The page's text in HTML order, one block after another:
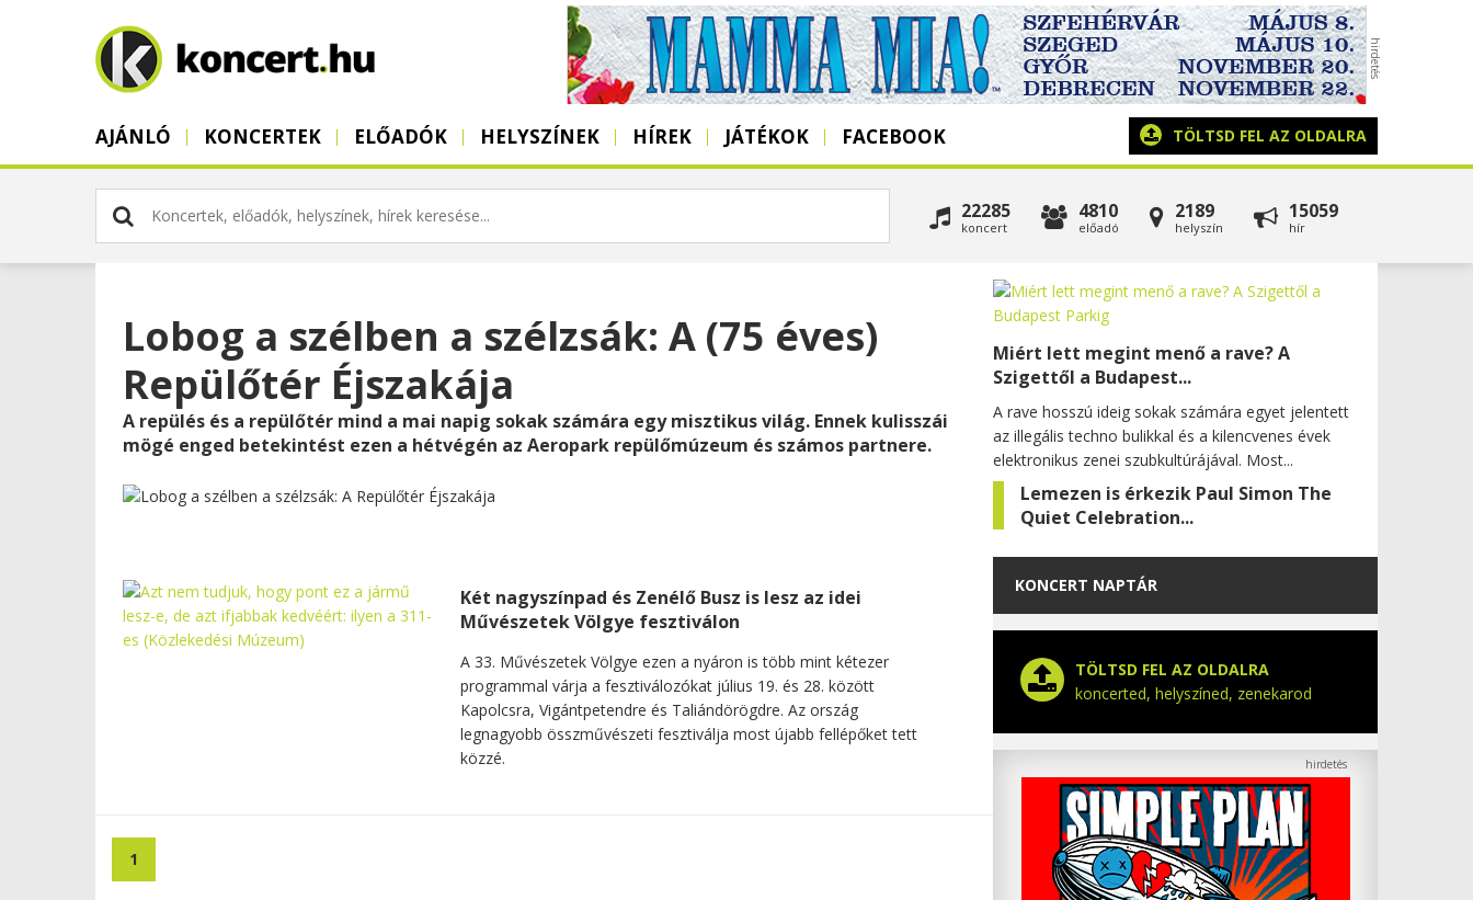
AJÁNLÓ KONCERTEK ELŐADÓK HELYSZÍNEK HÍREK JÁTÉKOK FACEBOOK TÖLTSD FEL AZ OLDALRA
22285
koncert
4810
előadó
2189
helyszín
15059
hír
Lobog a szélben a szélzsák: A (75 éves)
Repülőtér Éjszakája
A repülés és a repülőtér mind a mai napig sokak számára egy misztikus világ. Ennek kulisszái
mögé enged betekintést ezen a hétvégén az Aeropark repülőmúzeum és számos partnere.
Két nagyszínpad és Zenélő Busz is lesz az idei
Művészetek Völgye fesztiválon
A 33. Művészetek Völgye ezen a nyáron is több mint kétezer
programmal várja a fesztiválozókat július 19. és 28. között
Kapolcsra, Vigántpetendre és Taliándörögdre. Az ország
legnagyobb összművészeti fesztiválja most újabb fellépőket tett
közzé.
1
Miért lett megint menő a rave? A
Szigettől a Budapest...
A rave hosszú ideig sokak számára egyet jelentett
az illegális techno bulikkal és a kilencvenes évek
elektronikus zenei szubkultúrájával. Most...
Lemezen is érkezik Paul Simon The
Quiet Celebration...
KONCERT NAPTÁR
TÖLTSD FEL AZ OLDALRA
koncerted, helyszíned, zenekarod